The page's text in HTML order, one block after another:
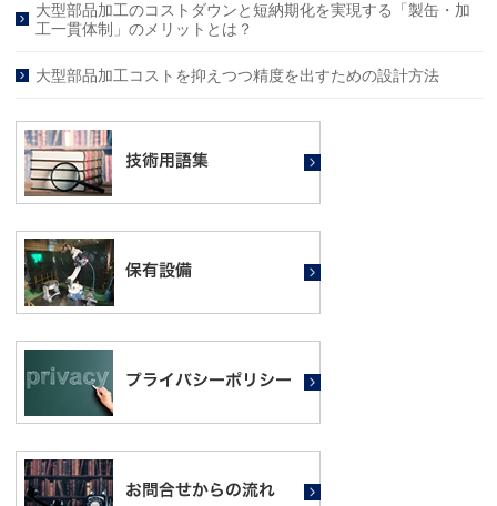
大型部品加工のコストダウンと短納期化を実現する「製缶・加
工一貫体制」のメリットとは？
大型部品加工コストを抑えつつ精度を出すための設計方法